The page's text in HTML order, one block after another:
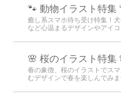
🐾 動物イラスト特集
癒し系スマホ待ち受け特集！
など心温まるデザインやアイコ
🌸 桜のイラスト特集
春の象徴、桜のイラストでス
むデザインで春を楽しんでみま